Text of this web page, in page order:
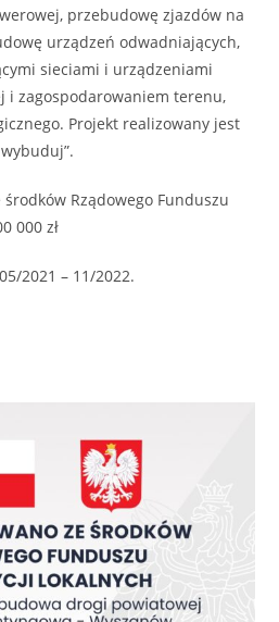
przebudowę zjazdów na
urządzeń odwadniających,
sieciami i urządzeniami
zagospodarowaniem terenu,
Projekt realizowany jest
Rządowego Funduszu
000 zł
2021 – 11/2022.